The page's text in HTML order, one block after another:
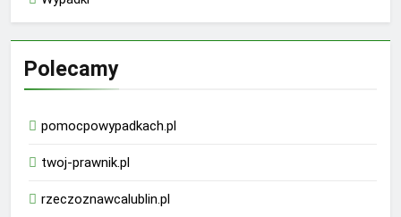
Polecamy
pomocpowypadkach.pl
twoj-prawnik.pl
rzeczoznawcalublin.pl